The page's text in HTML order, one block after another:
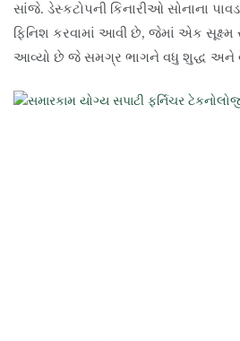
સાંજે. ડેસ્કટોપની કિનારીઓ સોનાના
ફિનિશ કરવામાં આવી છે, જેમાં એક સૂક્ષ્મ
આવ્યો છે જે સમગ્ર ભાગને વધુ શુદ્ધ અને